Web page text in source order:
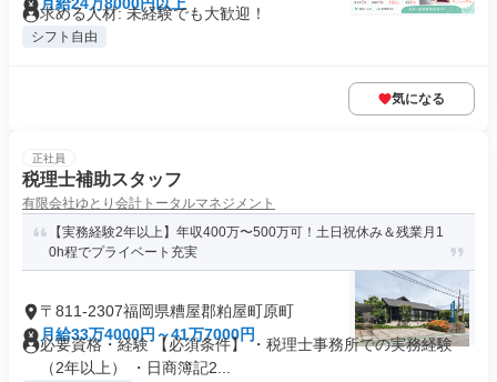
求める人材: 未経験でも大歓迎！
シフト自由
気になる
正社員
税理士補助スタッフ
有限会社ゆとり会計トータルマネジメント
【実務経験2年以上】年収400万〜500万可！土日祝休み＆残業月1
0h程でプライベート充実
〒811-2307福岡県糟屋郡粕屋町原町
月給33万4000円～41万7000円
必要資格・経験 【必須条件】 ・税理士事務所での実務経験
（2年以上） ・日商簿記2...